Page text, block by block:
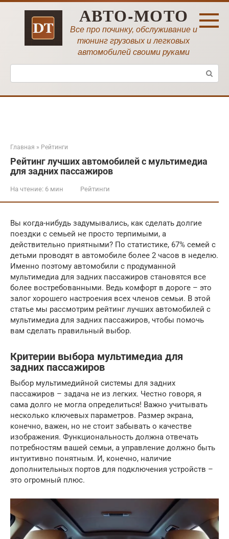
Перейти
АВТО-МОТО
Все про починку, обслуживание и
тюнинг грузовых и легковых
автомобилей своими руками
Поиск:
Главная » Рейтинги
Рейтинг лучших автомобилей с мультимедиа
для задних пассажиров
На чтение: 6 мин Рейтинги
Вы когда-нибудь задумывались, как сделать долгие
поездки с семьей не просто терпимыми, а
действительно приятными? По статистике, 67% семей с
детьми проводят в автомобиле более 2 часов в неделю.
Именно поэтому автомобили с продуманной
мультимедиа для задних пассажиров становятся все
более востребованными. Ведь комфорт в дороге – это
залог хорошего настроения всех членов семьи. В этой
статье мы рассмотрим рейтинг лучших автомобилей с
мультимедиа для задних пассажиров, чтобы помочь
вам сделать правильный выбор.
Критерии выбора мультимедиа для
задних пассажиров
Выбор мультимедийной системы для задних
пассажиров – задача не из легких. Честно говоря, я
сама долго не могла определиться! Важно учитывать
несколько ключевых параметров. Размер экрана,
конечно, важен, но не стоит забывать о качестве
изображения. Функциональность должна отвечать
потребностям вашей семьи, а управление должно быть
интуитивно понятным. И, конечно, наличие
дополнительных портов для подключения устройств –
это огромный плюс.